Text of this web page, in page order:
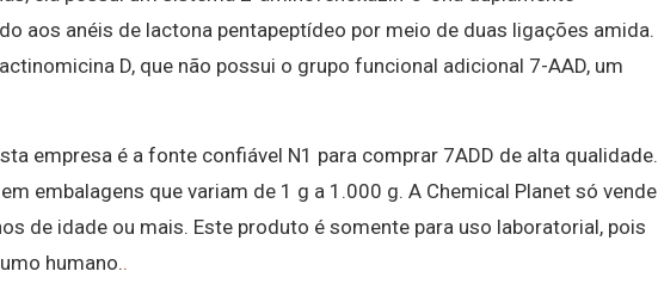
aos anéis de lactona pentapeptídeo por meio de duas ligações amida.
D, que não possui o grupo funcional adicional 7-AAD, um
empresa é a fonte confiável N1 para comprar 7ADD de alta qualidade.
embalagens que variam de 1 g a 1.000 g. A Chemical Planet só vende
de idade ou mais. Este produto é somente para uso laboratorial, pois
humano..